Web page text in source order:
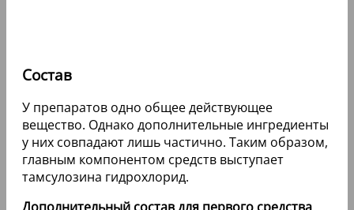
Состав
У препаратов одно общее действующее
вещество. Однако дополнительные ингредиенты
у них совпадают лишь частично. Таким образом,
главным компонентом средств выступает
тамсулозина гидрохлорид.